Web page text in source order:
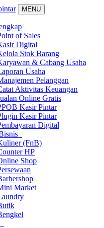
MENU
of Sales
Digital
Stok Barang
& Cabang Usaha
Usaha
Pelanggan
Aktivitas Keuangan
Online Gratis
Kasir Pintar
Kasir Pintar
Digital
(FnB)
HP
Shop
Market